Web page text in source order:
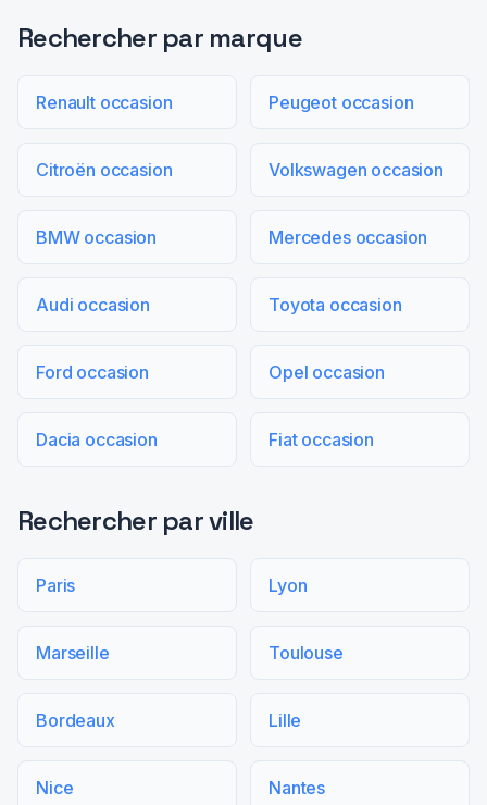
Rechercher par marque
Renault occasion Peugeot occasion
Citroën occasion Volkswagen occasion
BMW occasion Mercedes occasion
Audi occasion Toyota occasion
Ford occasion Opel occasion
Dacia occasion Fiat occasion
Rechercher par ville
Paris Lyon
Marseille Toulouse
Bordeaux Lille
Nice Nantes